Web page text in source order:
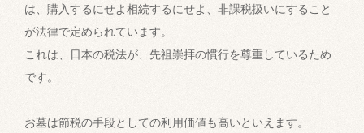
は、購入するにせよ相続するにせよ、非課税扱いにすること
が法律で定められています。
これは、日本の税法が、先祖崇拝の慣行を尊重しているため
です。
お墓は節税の手段としての利用価値も高いといえます。